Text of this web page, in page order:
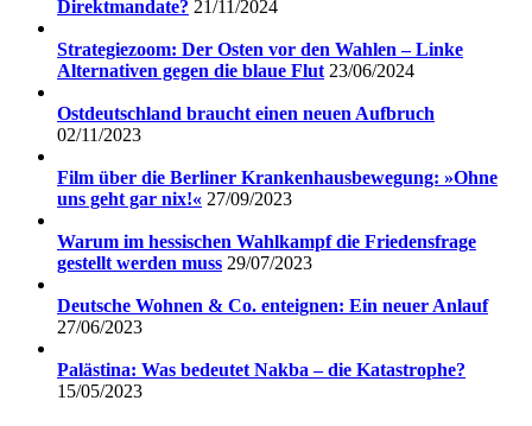
Direktmandate? 21/11/2024
Strategiezoom: Der Osten vor den Wahlen – Linke
Alternativen gegen die blaue Flut 23/06/2024
Ostdeutschland braucht einen neuen Aufbruch
02/11/2023
Film über die Berliner Krankenhausbewegung: »Ohne
uns geht gar nix!« 27/09/2023
Warum im hessischen Wahlkampf die Friedensfrage
gestellt werden muss 29/07/2023
Deutsche Wohnen & Co. enteignen: Ein neuer Anlauf
27/06/2023
Palästina: Was bedeutet Nakba – die Katastrophe?
15/05/2023